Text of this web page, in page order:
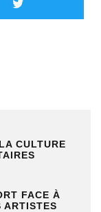
CULTURE
FACE À
ARTISTES